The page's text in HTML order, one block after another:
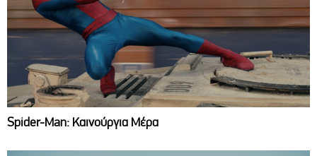
Spider-Man: Καινούργια Μέρα